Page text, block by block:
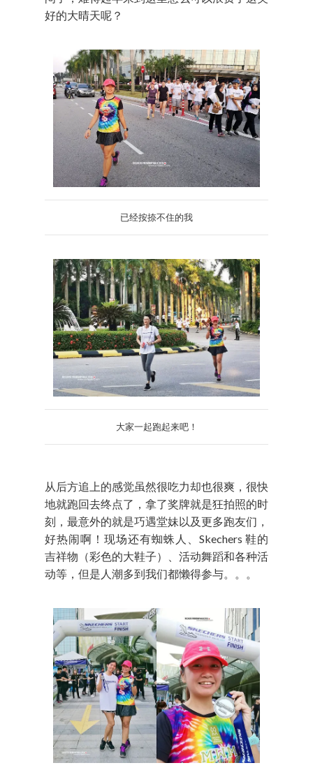
好的大晴天呢？
已经按捺不住的我
大家一起跑起来吧！
从后方追上的感觉虽然很吃力却也很爽，很快
地就跑回去终点了，拿了奖牌就是狂拍照的时
刻，最意外的就是巧遇堂妹以及更多跑友们，
好热闹啊！现场还有蜘蛛人、Skechers 鞋的
吉祥物（彩色的大鞋子）、活动舞蹈和各种活
动等，但是人潮多到我们都懒得参与。。。